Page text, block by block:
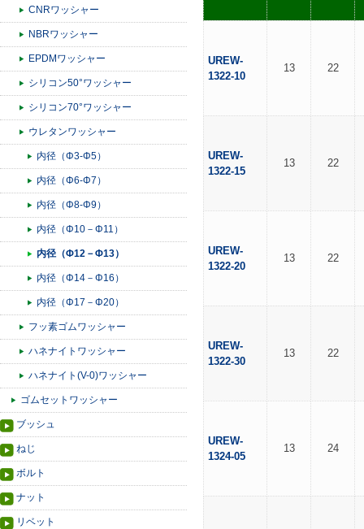
CNRワッシャー
NBRワッシャー
EPDMワッシャー
シリコン50°ワッシャー
シリコン70°ワッシャー
ウレタンワッシャー
内径（Φ3-Φ5）
内径（Φ6-Φ7）
内径（Φ8-Φ9）
内径（Φ10－Φ11）
内径（Φ12－Φ13）
内径（Φ14－Φ16）
内径（Φ17－Φ20）
フッ素ゴムワッシャー
ハネナイトワッシャー
ハネナイト(V-0)ワッシャー
ゴムセットワッシャー
ブッシュ
ねじ
ボルト
ナット
リベット
UREW-
1322-10
13 22
UREW-
1322-15
13 22
UREW-
1322-20
13 22
UREW-
1322-30
13 22
UREW-
1324-05
13 24